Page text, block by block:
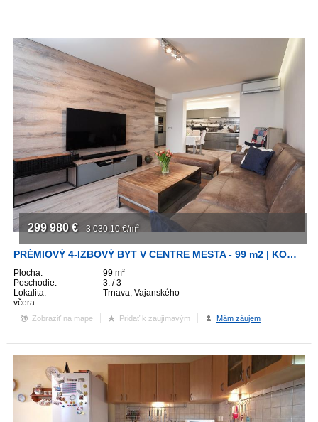
PRÉMIOVÝ 4-IZBOVÝ BYT V CENTRE MESTA - 99 m2 | KOMPLETNÁ KVALITNÁ REKONŠTRUKCIA
Plocha: 99 m2
Poschodie:
3. / 3
Lokalita:
Trnava, Vajanského
včera
299 980 € 3 030,10 €/m2
Zobraziť na mape Pridať k zaujímavým Mám záujem